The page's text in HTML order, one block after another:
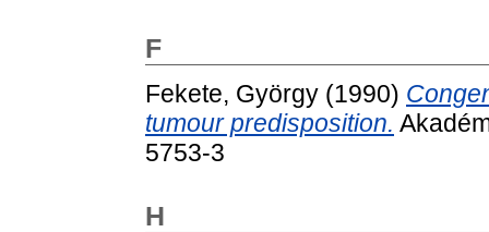
F
Fekete, György (1990)
tumour predisposition.
5753-3
H